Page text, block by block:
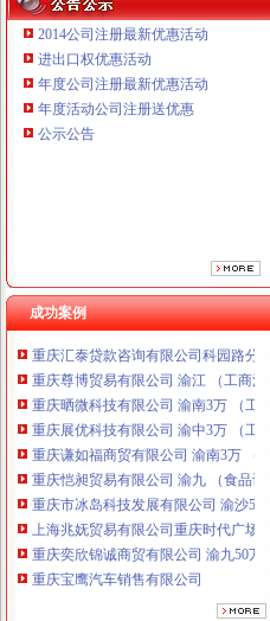
2014公司注册最新优惠活动
进出口权优惠活动
年度公司注册最新优惠活动
年度活动公司注册送优惠
公示公告
成功案例
重庆奕欣锦诚商贸有限公司 渝九50万
重庆市优研房地产营销策划有限公司
重庆汇泰贷款咨询有限公司科园路分
重庆尊博贸易有限公司 渝江 （工商注
重庆晒微科技有限公司 渝南3万 （工商
重庆展优科技有限公司 渝中3万 （工商
重庆谦如福商贸有限公司 渝南3万 （
重庆恺昶贸易有限公司 渝九 （食品许
重庆市冰岛科技发展有限公司 渝沙50
上海兆妩贸易有限公司重庆时代广场
重庆奕欣锦诚商贸有限公司 渝九50万
重庆宝鹰汽车销售有限公司
重庆市优研房地产营销策划有限公司
重庆汇泰贷款咨询有限公司科园路分